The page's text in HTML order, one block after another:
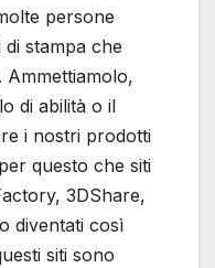
persone
stampa che
Ammettiamolo,
di abilità o il
i nostri prodotti
questo che siti
3DShare,
diventati così
siti sono